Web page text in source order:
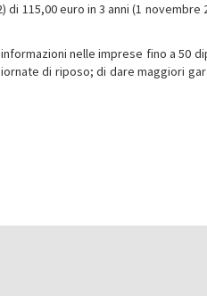
115,00 euro in 3 anni (1 novembre
nelle imprese fino a 50
di riposo; di dare maggiori